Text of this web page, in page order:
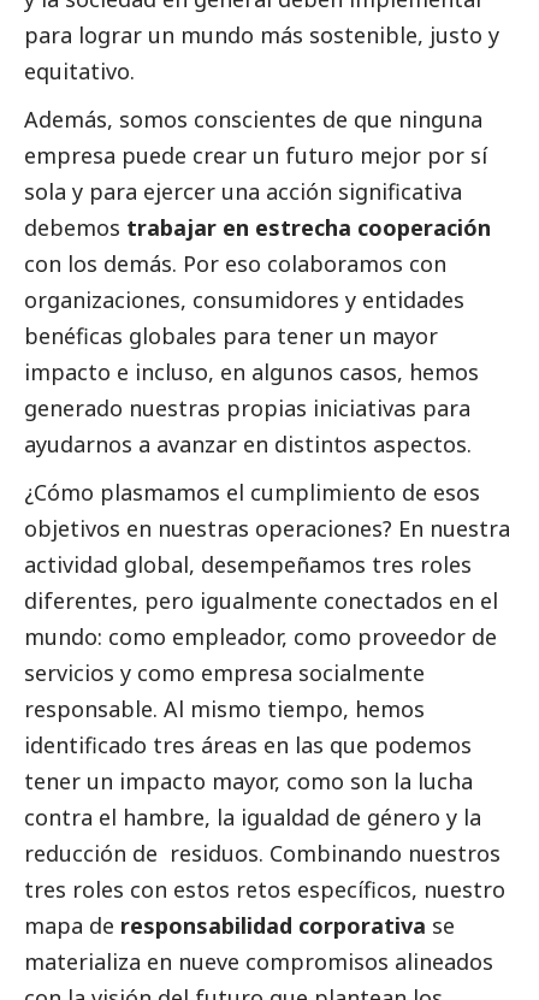
para lograr un mundo más sostenible, justo y
equitativo.
Además, somos conscientes de que ninguna
empresa puede crear un futuro mejor por sí
sola y para ejercer una acción significativa
debemos trabajar en estrecha cooperación
con los demás. Por eso colaboramos con
organizaciones, consumidores y entidades
benéficas globales para tener un mayor
impacto e incluso, en algunos casos, hemos
generado nuestras propias iniciativas para
ayudarnos a avanzar en distintos aspectos.
¿Cómo plasmamos el cumplimiento de esos
objetivos en nuestras operaciones? En nuestra
actividad global, desempeñamos tres roles
diferentes, pero igualmente conectados en el
mundo: como empleador, como proveedor de
servicios y como empresa socialmente
responsable. Al mismo tiempo, hemos
identificado tres áreas en las que podemos
tener un impacto mayor, como son la lucha
contra el hambre, la igualdad de género y la
reducción de residuos. Combinando nuestros
tres roles con estos retos específicos, nuestro
mapa de responsabilidad corporativa se
materializa en nueve compromisos alineados